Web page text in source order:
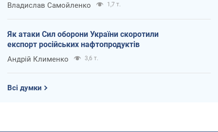
Владислав Самойленко 1,7 т.
Як атаки Сил оборони України скоротили
експорт російських нафтопродуктів
Андрій Клименко 3,6 т.
Всі думки